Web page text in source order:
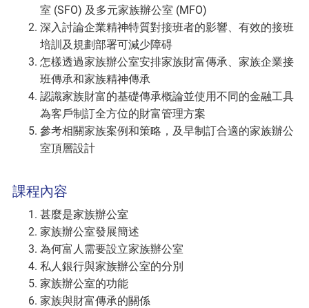
室 (SFO) 及多元家族辦公室 (MFO)
深入討論企業精神特質對接班者的影響、有效的接班
培訓及規劃部署可減少障碍
怎樣透過家族辦公室安排家族財富傳承、家族企業接
班傳承和家族精神傳承
認識家族財富的基礎傳承概論並使用不同的金融工具
為客戶制訂全方位的財富管理方案
參考相關家族案例和策略，及早制訂合適的家族辦公
室頂層設計
課程內容
甚麼是家族辦公室
家族辦公室發展簡述
為何富人需要設立家族辦公室
私人銀行與家族辦公室的分別
家族辦公室的功能
家族與財富傳承的關係